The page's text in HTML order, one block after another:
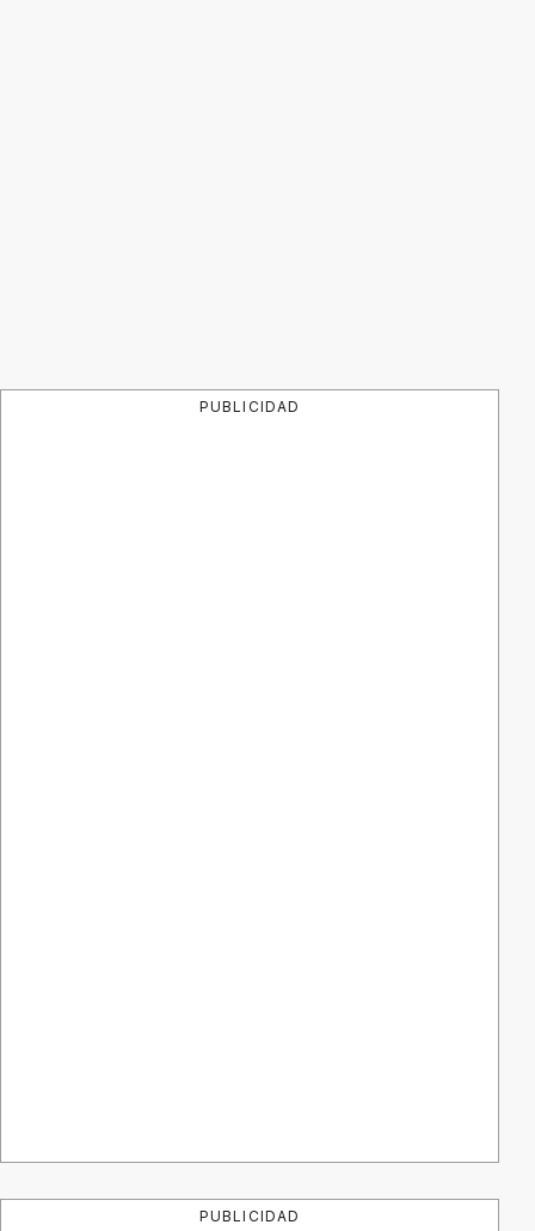
PUBLICIDAD
PUBLICIDAD